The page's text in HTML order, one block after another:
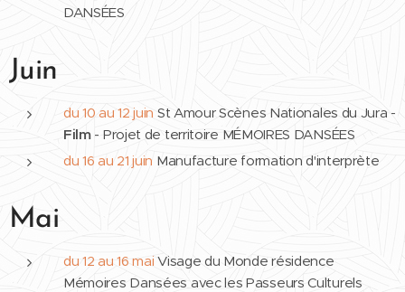
DANSÉES
Juin
du 10 au 12 juin St Amour Scènes Nationales du Jura -
Film- Projet de territoire MÉMOIRES DANSÉES
du 16 au 21 juin Manufacture formation d'interprète
Mai
du 12 au 16 maiVisage du Monde résidence
Mémoires Dansées avec les Passeurs Culturels